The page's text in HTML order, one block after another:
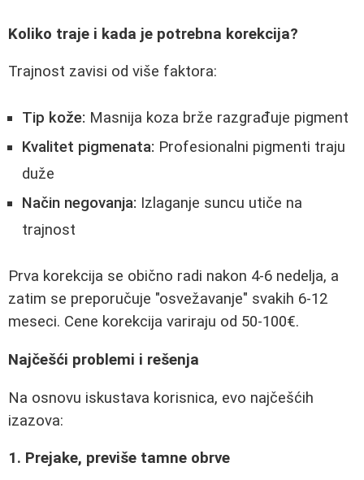
Koliko traje i kada je potrebna korekcija?
Trajnost zavisi od više faktora:
Tip kože: Masnija koza brže razgrađuje pigment
Kvalitet pigmenata: Profesionalni pigmenti traju
duže
Način negovanja: Izlaganje suncu utiče na
trajnost
Prva korekcija se obično radi nakon 4-6 nedelja, a
zatim se preporučuje "osvežavanje" svakih 6-12
meseci. Cene korekcija variraju od 50-100€.
Najčešći problemi i rešenja
Na osnovu iskustava korisnica, evo najčešćih
izazova:
1. Prejake, previše tamne obrve